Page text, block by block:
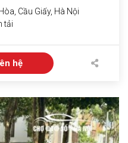
Cầu Giấy, Hà Nội
tải
hệ